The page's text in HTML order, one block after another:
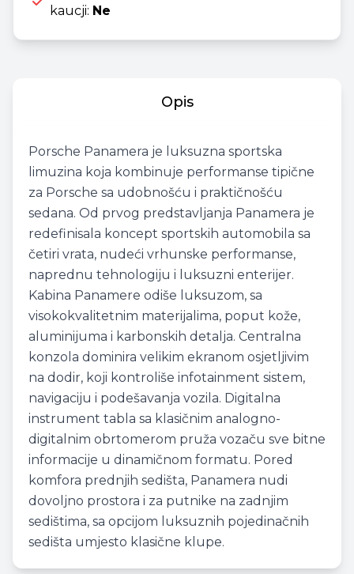
kaucji: Ne
Opis
Porsche Panamera je luksuzna sportska
limuzina koja kombinuje performanse tipične
za Porsche sa udobnošću i praktičnošću
sedana. Od prvog predstavljanja Panamera je
redefinisala koncept sportskih automobila sa
četiri vrata, nudeći vrhunske performanse,
naprednu tehnologiju i luksuzni enterijer.
Kabina Panamere odiše luksuzom, sa
visokokvalitetnim materijalima, poput kože,
aluminijuma i karbonskih detalja. Centralna
konzola dominira velikim ekranom osjetljivim
na dodir, koji kontroliše infotainment sistem,
navigaciju i podešavanja vozila. Digitalna
instrument tabla sa klasičnim analogno-
digitalnim obrtomerom pruža vozaču sve bitne
informacije u dinamičnom formatu. Pored
komfora prednjih sedišta, Panamera nudi
dovoljno prostora i za putnike na zadnjim
sedištima, sa opcijom luksuznih pojedinačnih
sedišta umjesto klasične klupe.